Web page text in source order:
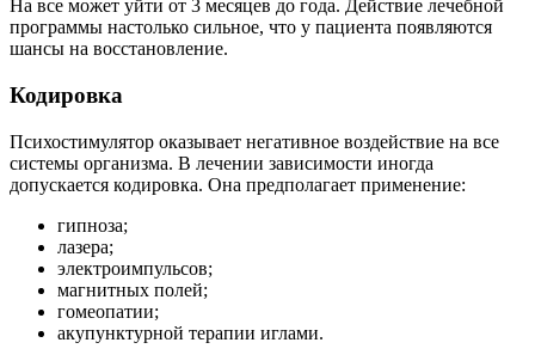
На все может уйти от 3 месяцев до года. Действие лечебной
программы настолько сильное, что у пациента появляются
шансы на восстановление.
Кодировка
Психостимулятор оказывает негативное воздействие на все
системы организма. В лечении зависимости иногда
допускается кодировка. Она предполагает применение:
гипноза;
лазера;
электроимпульсов;
магнитных полей;
гомеопатии;
акупунктурной терапии иглами.